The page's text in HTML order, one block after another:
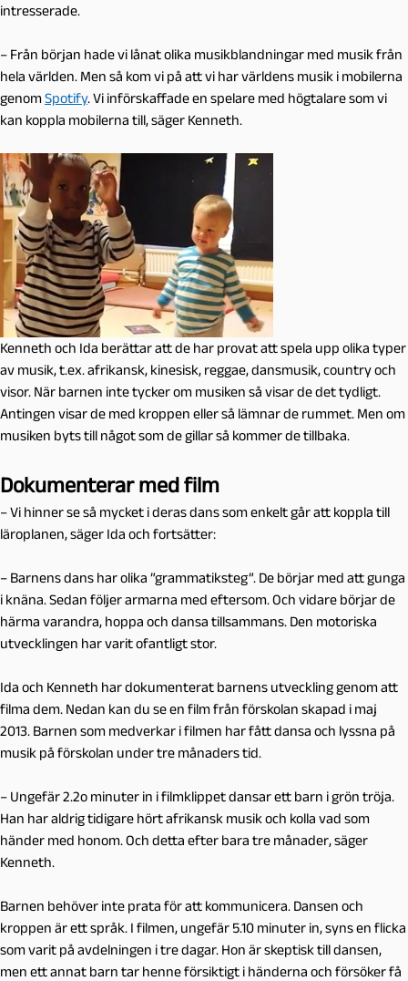
intresserade.
– Från början hade vi lånat olika musikblandningar med musik från
hela världen. Men så kom vi på att vi har världens musik i mobilerna
genomSpotify. Vi införskaffade en spelare med högtalare som vi
kan koppla mobilerna till, säger Kenneth.
Kenneth och Ida berättar att de har provat att spela upp olika typer
av musik, t.ex. afrikansk, kinesisk, reggae, dansmusik, country och
visor. När barnen inte tycker om musiken så visar de det tydligt.
Antingen visar de med kroppen eller så lämnar de rummet. Men om
musiken byts till något som de gillar så kommer de tillbaka.
Dokumenterar med film
– Vi hinner se så mycket i deras dans som enkelt går att koppla till
läroplanen, säger Ida och fortsätter:
– Barnens dans har olika ”grammatiksteg”. De börjar med att gunga
i knäna. Sedan följer armarna med eftersom. Och vidare börjar de
härma varandra, hoppa och dansa tillsammans. Den motoriska
utvecklingen har varit ofantligt stor.
Ida och Kenneth har dokumenterat barnens utveckling genom att
filma dem. Nedan kan du se en film från förskolan skapad i maj
2013. Barnen som medverkar i filmen har fått dansa och lyssna på
musik på förskolan under tre månaders tid.
– Ungefär 2.2o minuter in i filmklippet dansar ett barn i grön tröja.
Han har aldrig tidigare hört afrikansk musik och kolla vad som
händer med honom. Och detta efter bara tre månader, säger
Kenneth.
Barnen behöver inte prata för att kommunicera. Dansen och
kroppen är ett språk. I filmen, ungefär 5.10 minuter in, syns en flicka
som varit på avdelningen i tre dagar. Hon är skeptisk till dansen,
men ett annat barn tar henne försiktigt i händerna och försöker få